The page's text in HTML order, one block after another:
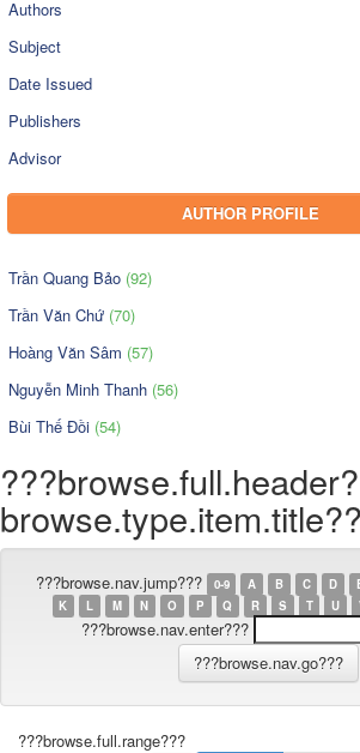
Authors
Subject
Date Issued
Publishers
Advisor
AUTHOR PROFILE
Trần Quang Bảo (92)
Trần Văn Chứ (70)
Hoàng Văn Sâm (57)
Nguyễn Minh Thanh (56)
Bùi Thế Đồi (54)
???browse.nav.jump??? 0-9 A B C D
K
L M N O P Q R S T U
???browse.nav.enter???
???browse.full.range???